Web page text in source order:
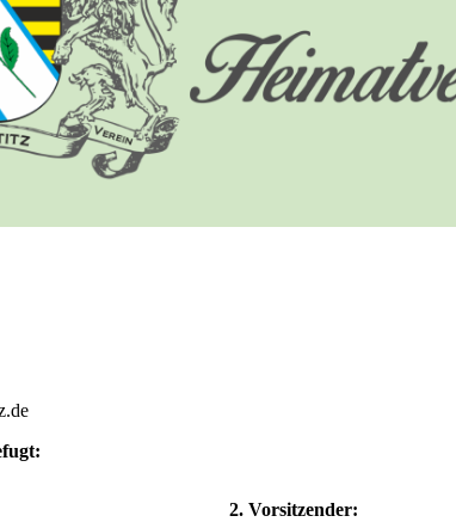
2. Vorsitzender: